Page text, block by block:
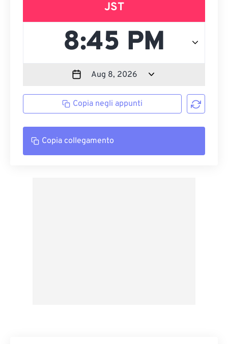
JST
Copia negli appunti
Copia collegamento